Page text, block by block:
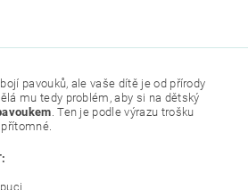
pavouků, ale vaše dítě je od přírody
mu tedy problém, aby si na dětský
. Ten je podle výrazu trošku